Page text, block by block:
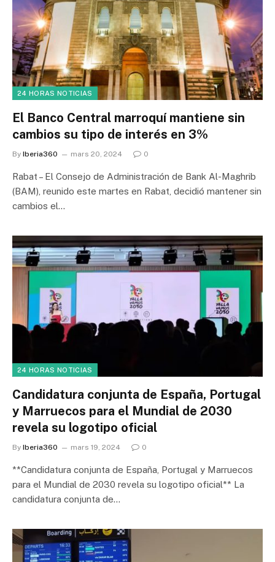
24 HORAS NOTICIAS
El Banco Central marroquí mantiene sin
cambios su tipo de interés en 3%
By Iberia360 mars 20, 2024 0
Rabat – El Consejo de Administración de Bank Al-Maghrib
(BAM), reunido este martes en Rabat, decidió mantener sin
cambios el…
24 HORAS NOTICIAS
Candidatura conjunta de España, Portugal
y Marruecos para el Mundial de 2030
revela su logotipo oficial
By Iberia360 mars 19, 2024 0
**Candidatura conjunta de España, Portugal y Marruecos
para el Mundial de 2030 revela su logotipo oficial** La
candidatura conjunta de…